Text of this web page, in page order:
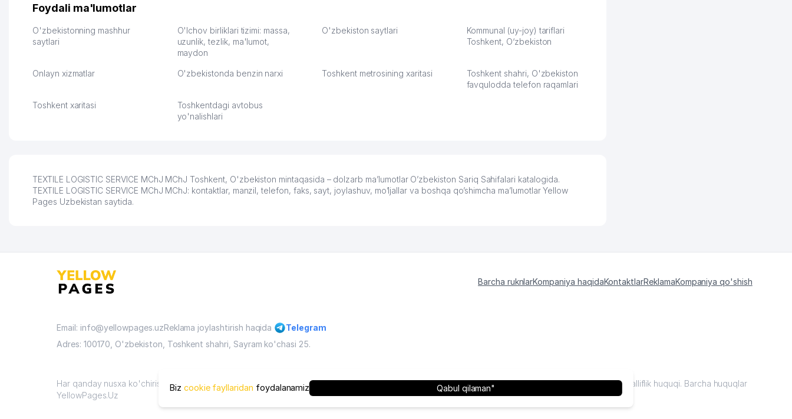
их работе значительно
обслуживания клиентов.
Рекомендую этот колл-
Vip Brand 31.07.2026 11:43:39
тут у нас уже есть ПВЗ.
Выгодное дело и
спокойное.
Foydali ma'lumotlar
O'zbekistonning mashhur
saytlari
O'lchov birliklari tizimi: massa,
uzunlik, tezlik, ma'lumot,
maydon
O'zbekiston saytlari
Kommunal (uy-joy) tariflari
Toshkent, O‘zbekiston
Onlayn xizmatlar O'zbekistonda benzin narxi Toshkent metrosining xaritasi
Toshkent shahri, O'zbekiston
favqulodda telefon raqamlari
Toshkent xaritasi
Toshkentdagi avtobus
yo'nalishlari
TEXTILE LOGISTIC SERVICE MChJ MChJ Toshkent, O'zbekiston mintaqasida – dolzarb ma’lumotlar O’zbekiston Sariq Sahifalari katalogida.
TEXTILE LOGISTIC SERVICE MChJ MChJ: kontaktlar, manzil, telefon, faks, sayt, joylashuv, mo’ljallar va boshqa qo’shimcha ma’lumotlar Yellow
Pages Uzbekistan saytida.
Barcha ruknlarKompaniya haqidaKontaktlarReklamaKompaniya qo'shish
Email: info@yellowpages.uzReklama joylashtirish haqida
Telegram
Adres: 100170, O'zbekiston, Toshkent shahri, Sayram ko'chasi 25.
Har qanday nusxa ko'chirish materiallari faqat sayt ma'muriyatining ruxsati bilan mumkin
YellowPages.Uz
O'zbekiston, 2009 - 2026 / O'zbekiston "sariq sahifalar"mualliflik huquqi. Barcha huquqlar
himoyalangan.
Biz cookie fayllaridan foydalanamiz Qabul qilaman"